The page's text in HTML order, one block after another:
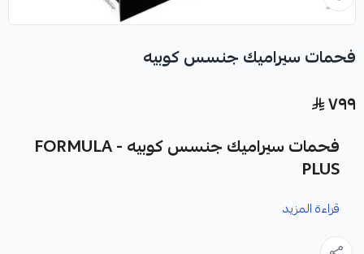
فحمات سيراميك جنسس كوبيه
٧٩٩
فحمات سيراميك جنسس كوبيه - FORMULA
PLUS
نوفر لك فحمات سيراميك جنسس كوبيه كقطعة غيار متينة وعالية
قراءة المزيد